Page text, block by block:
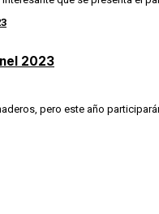
2023
pero este año